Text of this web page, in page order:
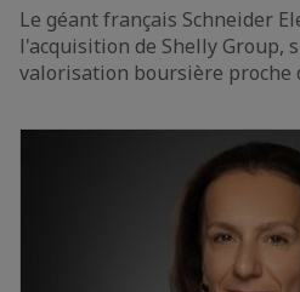
Le géant français Schneider
l'acquisition de Shelly Group,
valorisation boursière proche